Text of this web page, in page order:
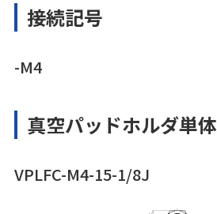
接続記号
-M4
真空パッドホルダ単体
VPLFC-M4-15-1/8J